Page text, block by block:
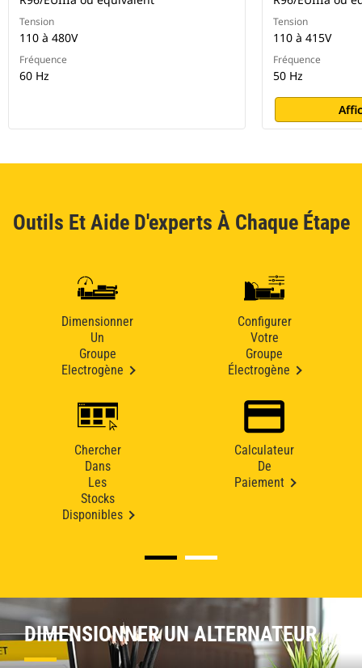
Tension
110 à 480V
Fréquence
60 Hz
Tension
110 à 415V
Fréquence
50 Hz
Outils Et Aide D'experts À Chaque Étape
Dimensionner
Un
Groupe
Electrogène
Configurer
Votre
Groupe
Électrogène
Chercher
Dans
Les
Stocks
Disponibles
Calculateur
De
Paiement
DIMENSIONNER UN ALTERNATEUR